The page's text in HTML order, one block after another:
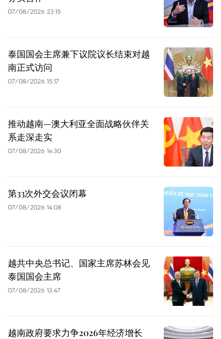
07/08/2026 23:15
泰国国会主席兼下议院议长结束对越
南正式访问
07/08/2026 15:17
推动越南—澳大利亚全面战略伙伴关
系走深走实
07/08/2026 14:30
第33次外交会议闭幕
07/08/2026 14:08
越共中央总书记、国家主席苏林会见
泰国国会主席
07/08/2026 13:47
越南政府要求力争2026年经济增长